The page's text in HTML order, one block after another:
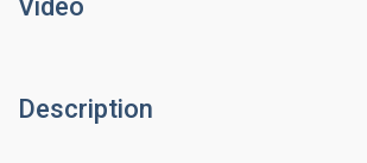
Vidéo
Description